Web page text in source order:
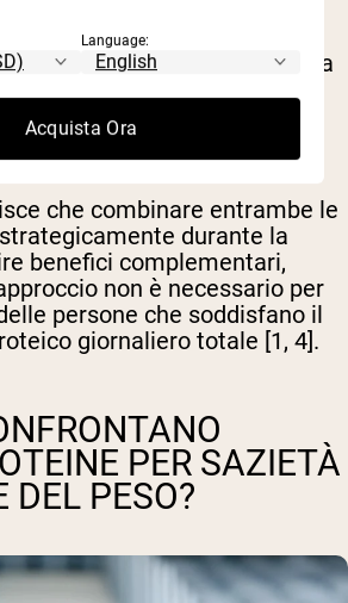
per il recupero post-
è necessaria una rapida
sintesi proteica muscolare. La
per un supporto
durante periodi di
che combinare entrambe le
durante la
benefici complementari,
non è necessario per
persone che soddisfano il
giornaliero totale [1, 4].
PER SAZIETÀ
DEL PESO?
Language:
Acquista Ora